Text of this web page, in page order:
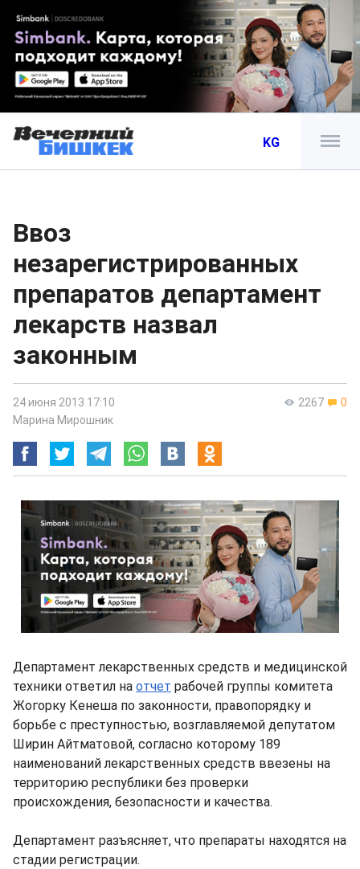
KG
Ввоз
незарегистрированных
препаратов департамент
лекарств назвал
законным
2267 0
24 июня 2013 17:10
Марина Мирошник
Департамент лекарственных средств и медицинской
техники ответил на отчет рабочей группы комитета
Жогорку Кенеша по законности, правопорядку и
борьбе с преступностью, возглавляемой депутатом
Ширин Айтматовой, согласно которому 189
наименований лекарственных средств ввезены на
территорию республики без проверки
происхождения, безопасности и качества.
Департамент разъясняет, что препараты находятся на
стадии регистрации.